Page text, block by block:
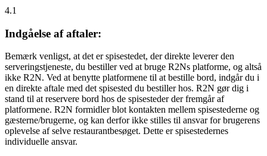
4.1
Indgåelse af aftaler:
Bemærk venligst, at det er spisestedet, der direkte leverer den
serveringstjeneste, du bestiller ved at bruge R2Ns platforme, og altså
ikke R2N. Ved at benytte platformene til at bestille bord, indgår du i
en direkte aftale med det spisested du bestiller hos. R2N gør dig i
stand til at reservere bord hos de spisesteder der fremgår af
platformene. R2N formidler blot kontakten mellem spisestederne og
gæsterne/brugerne, og kan derfor ikke stilles til ansvar for brugerens
oplevelse af selve restaurantbesøget. Dette er spisestedernes
individuelle ansvar.